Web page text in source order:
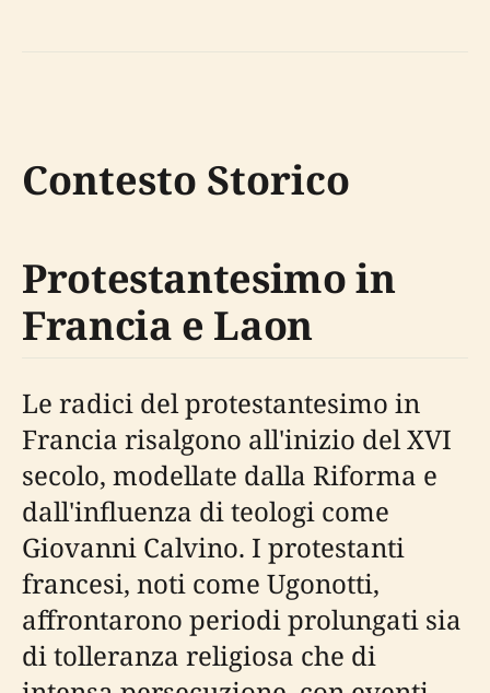
Contesto Storico
Protestantesimo in
Francia e Laon
Le radici del protestantesimo in
Francia risalgono all'inizio del XVI
secolo, modellate dalla Riforma e
dall'influenza di teologi come
Giovanni Calvino. I protestanti
francesi, noti come Ugonotti,
affrontarono periodi prolungati sia
di tolleranza religiosa che di